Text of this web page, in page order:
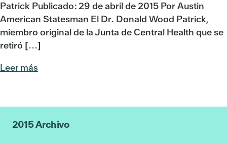
Patrick Publicado: 29 de abril de 2015 Por Austin
American Statesman El Dr. Donald Wood Patrick,
miembro original de la Junta de Central Health que se
retiró [...]
Leer más
2015 Archivo